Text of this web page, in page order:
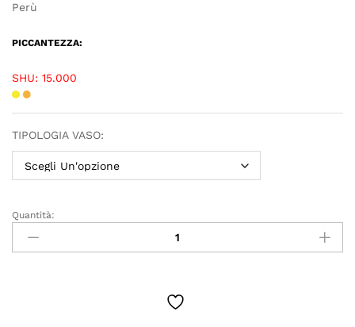
Perù
PICCANTEZZA:
SHU: 15.000
TIPOLOGIA VASO:
Quantità: